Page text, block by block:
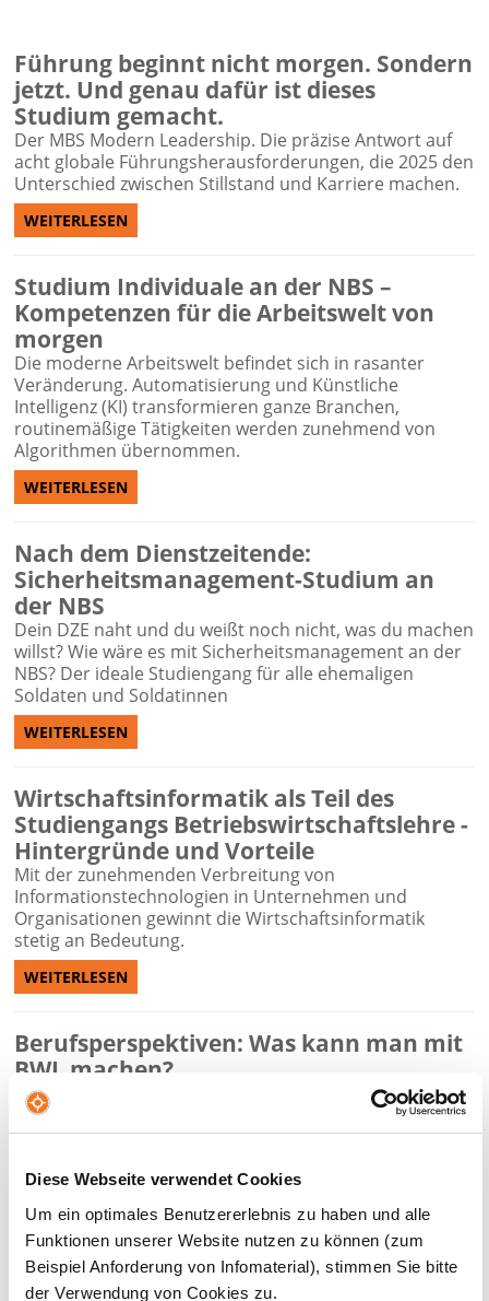
Diese Webseite verwendet Cookies
Um ein optimales Benutzererlebnis zu haben und alle
Funktionen unserer Website nutzen zu können (zum
Beispiel Anforderung von Infomaterial), stimmen Sie bitte
der Verwendung von Cookies zu.
Führung beginnt nicht morgen. Sondern
jetzt. Und genau dafür ist dieses
Studium gemacht.
Der MBS Modern Leadership. Die präzise Antwort auf
acht globale Führungsherausforderungen, die 2025 den
Unterschied zwischen Stillstand und Karriere machen.
WEITERLESEN
Studium Individuale an der NBS –
Kompetenzen für die Arbeitswelt von
morgen
Die moderne Arbeitswelt befindet sich in rasanter
Veränderung. Automatisierung und Künstliche
Intelligenz (KI) transformieren ganze Branchen,
routinemäßige Tätigkeiten werden zunehmend von
Algorithmen übernommen.
WEITERLESEN
Nach dem Dienstzeitende:
Sicherheitsmanagement-Studium an
der NBS
Dein DZE naht und du weißt noch nicht, was du machen
willst? Wie wäre es mit Sicherheitsmanagement an der
NBS? Der ideale Studiengang für alle ehemaligen
Soldaten und Soldatinnen
WEITERLESEN
Wirtschaftsinformatik als Teil des
Studiengangs Betriebswirtschaftslehre -
Hintergründe und Vorteile
Mit der zunehmenden Verbreitung von
Informationstechnologien in Unternehmen und
Organisationen gewinnt die Wirtschaftsinformatik
stetig an Bedeutung.
WEITERLESEN
Berufsperspektiven: Was kann man mit
BWL machen?
Ein Studium der Betriebswirtschaftslehre (BWL)
eröffnet Absolventinnen und Absolventen eine Vielzahl
an Jobmöglichkeiten in spannenden
NBS Northern Business School in Hamburg können
Interessierte ein BWL-Studium in Hamburg sowohl in
Vollzeit als auch in Teilzeit absolvieren.
WEITERLESEN